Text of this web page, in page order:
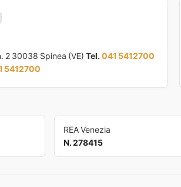
2 30038 Spinea (VE)Tel. 041 5412700
5412700
REA Venezia
N. 278415